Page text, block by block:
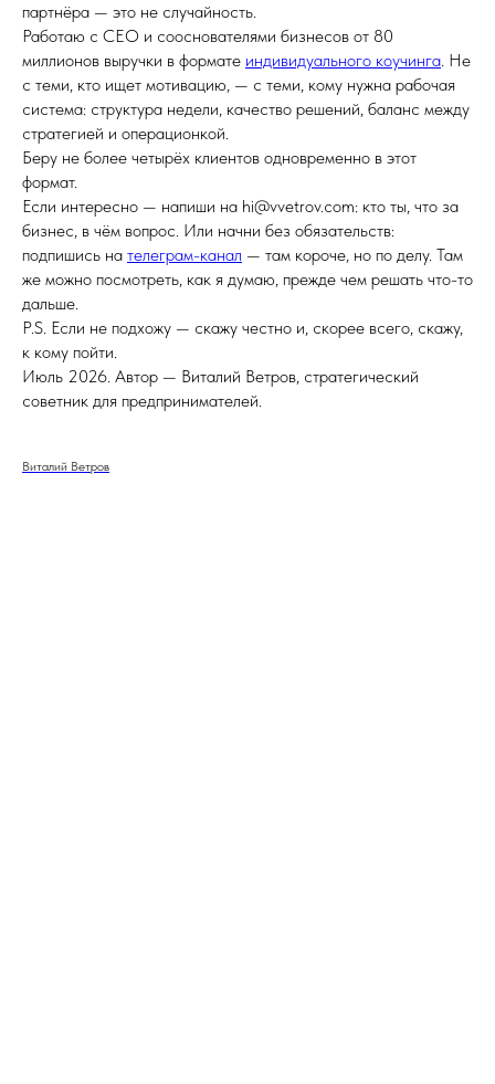
партнёра — это не случайность.
Работаю с CEO и сооснователями бизнесов от 80
миллионов выручки в формате индивидуального коучинга. Не
с теми, кто ищет мотивацию, — с теми, кому нужна рабочая
система: структура недели, качество решений, баланс между
стратегией и операционкой.
Беру не более четырёх клиентов одновременно в этот
формат.
Если интересно — напиши на hi@vvetrov.com: кто ты, что за
бизнес, в чём вопрос. Или начни без обязательств:
подпишись на телеграм-канал — там короче, но по делу. Там
же можно посмотреть, как я думаю, прежде чем решать что-то
дальше.
P.S. Если не подхожу — скажу честно и, скорее всего, скажу,
к кому пойти.
Июль 2026. Автор — Виталий Ветров, стратегический
советник для предпринимателей.
Виталий Ветров